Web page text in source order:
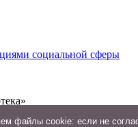
социальной сферы
файлы cookie: если не